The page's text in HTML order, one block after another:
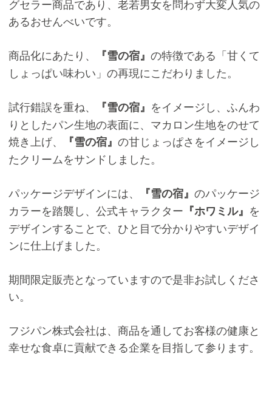
グセラー商品であり、老若男女を問わず大変人気の
あるおせんべいです。
商品化にあたり、 『雪の宿』 の特徴である「甘くて
しょっぱい味わい」の再現にこだわりました。
試行錯誤を重ね、 『雪の宿』 をイメージし、ふんわ
りとしたパン生地の表面に、マカロン生地をのせて
焼き上げ、
『雪の宿』 の甘じょっぱさをイメージし
たクリームをサンドしました。
パッケージデザインには、 『雪の宿』 のパッケージ
カラーを踏襲し、公式キャラクター 『ホワミル』 を
デザインすることで、ひと目で分かりやすいデザイ
ンに仕上げました。
期間限定販売となっていますので是非お試しくださ
い。
フジパン株式会社は、商品を通してお客様の健康と
幸せな食卓に貢献できる企業を目指して参ります。